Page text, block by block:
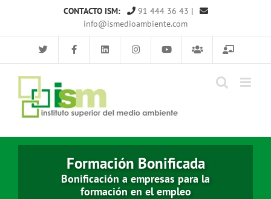
CONTACTO ISM: 91 444 36 43 |
info@ismedioambiente.com
Formación Bonificada
Bonificación a empresas para la
formación en el empleo